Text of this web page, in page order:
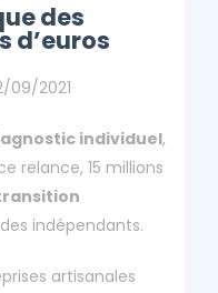
des
d’euros
09/2021
individuel,
relance, 15 millions
indépendants.
artisanales